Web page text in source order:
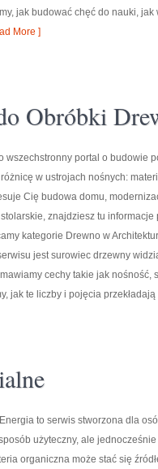
jak budować chęć do nauki,
More ]
Obróbki
wszechstronny portal o budowie
w ustrojach nośnych:
Cię budowa domu,
znajdziesz tu
kategorie Drewno w
jest surowiec drzewny
cechy takie jak nośność,
jak te liczby i pojęcia
to serwis stworzona dla
użyteczny, ale
organiczna może stać się